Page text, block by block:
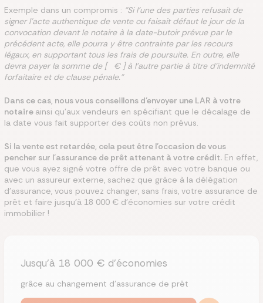
Exemple dans un compromis : "Si l'une des parties refusait de
signer l'acte authentique de vente ou faisait défaut le jour de la
convocation devant le notaire à la date-butoir prévue par le
précédent acte, elle pourra y être contrainte par les recours
légaux, en supportant tous les frais de poursuite. En outre, elle
devra payer la somme de [ € ] à l'autre partie à titre d'indemnité
forfaitaire et de clause pénale."
Dans ce cas, nous vous conseillons d'envoyer une LAR à votre
notaire ainsi qu'aux vendeurs en spécifiant que le décalage de
la date vous fait supporter des coûts non prévus.
Si la vente est retardée, cela peut être l'occasion de vous
pencher sur l'assurance de prêt attenant à votre crédit. En effet,
que vous ayez signé votre offre de prêt avec votre banque ou
avec un assureur externe, sachez que grâce à la délégation
d'assurance, vous pouvez changer, sans frais, votre assurance de
prêt et faire jusqu'à 18 000 € d'économies sur votre crédit
immobilier !
Jusqu'à 18 000 € d'économies
grâce au changement d'assurance de prêt